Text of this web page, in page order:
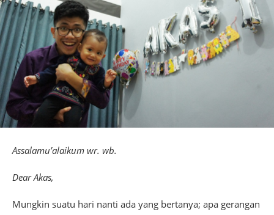
Assalamu’alaikum wr. wb.
Dear Akas,
Mungkin suatu hari nanti ada yang bertanya; apa gerangan